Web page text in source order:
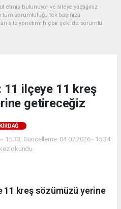
etmiş bulunuyor ve siteye yaptığınız
sorumluluğu tek başınıza
site yönetimi hiçbir şekilde sorumlu
11 ilçeye 11 kreş
getireceğiz
15:33, Güncelleme: 04.07.2026 - 15:34
okundu.
11 kreş sözümüzü yerine